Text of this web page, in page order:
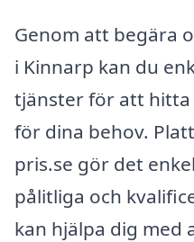
Genom att begära
i Kinnarp kan du
tjänster för att
för dina behov.
pris.se gör det
pålitliga och
kan hjälpa dig med